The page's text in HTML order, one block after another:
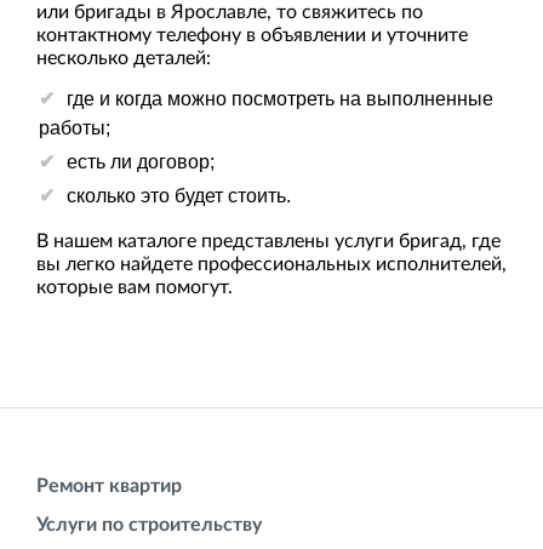
или бригады в Ярославле, то свяжитесь по
контактному телефону в объявлении и уточните
несколько деталей:
где и когда можно посмотреть на выполненные
работы;
есть ли договор;
сколько это будет стоить.
В нашем каталоге представлены услуги бригад, где
вы легко найдете профессиональных исполнителей,
которые вам помогут.
Ремонт квартир
Услуги по строительству